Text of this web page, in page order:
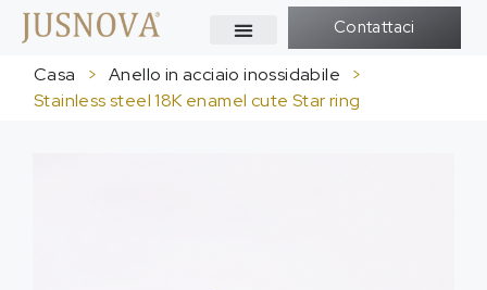
Contattaci
Casa > Anello in acciaio inossidabile
>
Stainless steel 18K enamel cute Star ring